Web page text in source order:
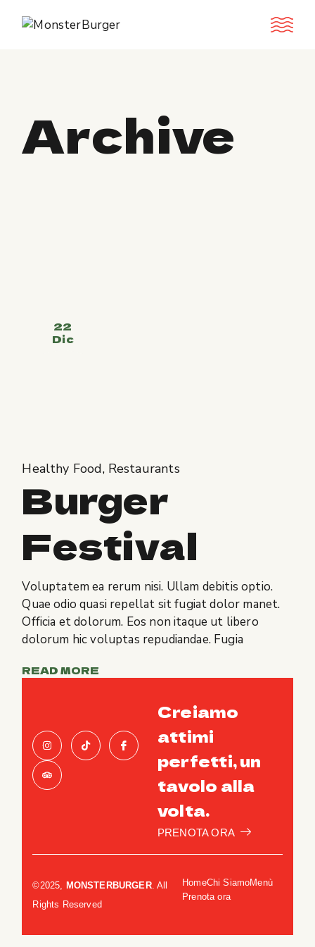
Archive
22
Dic
Healthy Food Restaurants
Burger
Festival
Voluptatem ea rerum nisi. Ullam debitis optio.
Quae odio quasi repellat sit fugiat dolor manet.
Officia et dolorum. Eos non itaque ut libero
dolorum hic voluptas repudiandae. Fugia
READ MORE
Creiamo
attimi
perfetti, un
tavolo alla
volta.
PRENOTA ORA
©2025, MONSTERBURGER. All
Rights Reserved
HomeChi SiamoMenù
Prenota ora